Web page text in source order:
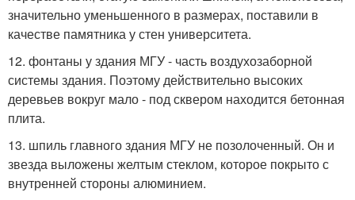
значительно уменьшенного в размерах, поставили в
качестве памятника у стен университета.
12. фонтаны у здания МГУ - часть воздухозаборной
системы здания. Поэтому действительно высоких
деревьев вокруг мало - под сквером находится бетонная
плита.
13. шпиль главного здания МГУ не позолоченный. Он и
звезда выложены желтым стеклом, которое покрыто с
внутренней стороны алюминием.